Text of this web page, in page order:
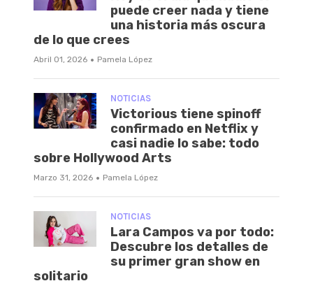
puede creer nada y tiene
una historia más oscura
de lo que crees
Abril 01, 2026 · Pamela López
NOTICIAS
Victorious tiene spinoff
confirmado en Netflix y
casi nadie lo sabe: todo
sobre Hollywood Arts
Marzo 31, 2026 · Pamela López
NOTICIAS
Lara Campos va por todo:
Descubre los detalles de
su primer gran show en
solitario